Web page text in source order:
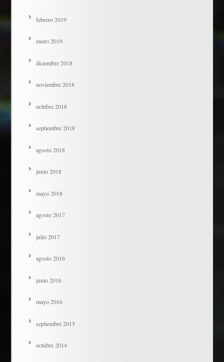
febrero 2019
enero 2019
diciembre 2018
noviembre 2018
octubre 2018
septiembre 2018
agosto 2018
junio 2018
mayo 2018
agosto 2017
julio 2017
agosto 2016
junio 2016
mayo 2016
septiembre 2015
octubre 2014